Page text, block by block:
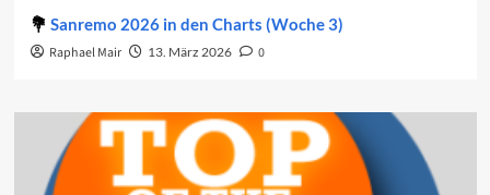
Sanremo 2026 in den Charts (Woche 3)
Raphael Mair 13. März 2026 0